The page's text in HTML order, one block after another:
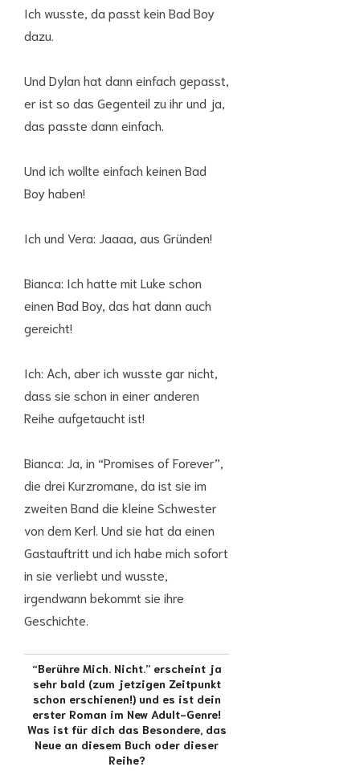
Ich wusste, da passt kein Bad Boy
dazu.
Und Dylan hat dann einfach gepasst,
er ist so das Gegenteil zu ihr und ja,
das passte dann einfach.
Und ich wollte einfach keinen Bad
Boy haben!
Ich und Vera: Jaaaa, aus Gründen!
Bianca: Ich hatte mit Luke schon
einen Bad Boy, das hat dann auch
gereicht!
Ich: Ach, aber ich wusste gar nicht,
dass sie schon in einer anderen
Reihe aufgetaucht ist!
Bianca: Ja, in “Promises of Forever”,
die drei Kurzromane, da ist sie im
zweiten Band die kleine Schwester
von dem Kerl. Und sie hat da einen
Gastauftritt und ich habe mich sofort
in sie verliebt und wusste,
irgendwann bekommt sie ihre
Geschichte.
“Berühre Mich. Nicht.” erscheint ja
sehr bald (zum jetzigen Zeitpunkt
schon erschienen!) und es ist dein
erster Roman im New Adult-Genre!
Was ist für dich das Besondere, das
Neue an diesem Buch oder dieser
Reihe?